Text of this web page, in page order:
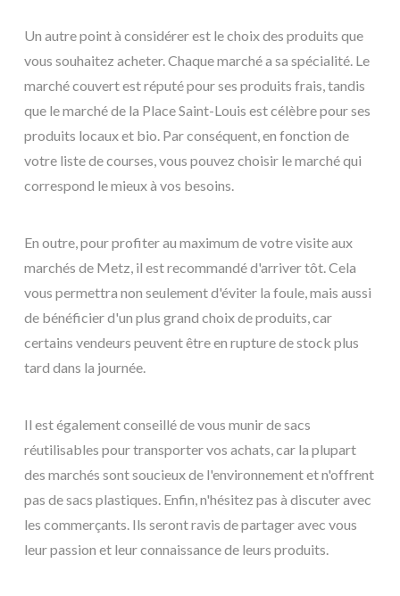
Un autre point à considérer est le choix des produits que
vous souhaitez acheter. Chaque marché a sa spécialité. Le
marché couvert est réputé pour ses produits frais, tandis
que le marché de la Place Saint-Louis est célèbre pour ses
produits locaux et bio. Par conséquent, en fonction de
votre liste de courses, vous pouvez choisir le marché qui
correspond le mieux à vos besoins.
En outre, pour profiter au maximum de votre visite aux
marchés de Metz, il est recommandé d'arriver tôt. Cela
vous permettra non seulement d'éviter la foule, mais aussi
de bénéficier d'un plus grand choix de produits, car
certains vendeurs peuvent être en rupture de stock plus
tard dans la journée.
Il est également conseillé de vous munir de sacs
réutilisables pour transporter vos achats, car la plupart
des marchés sont soucieux de l'environnement et n'offrent
pas de sacs plastiques. Enfin, n'hésitez pas à discuter avec
les commerçants. Ils seront ravis de partager avec vous
leur passion et leur connaissance de leurs produits.